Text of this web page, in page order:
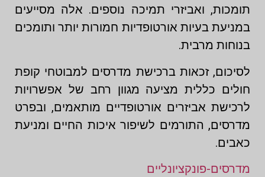
תומכות, ואביזרי תמיכה נוספים. אלה מסייעים
במניעת בעיות אורטופדיות חמורות יותר ותומכים
בנוחות מרבית.
לסיכום, זכאות ברכישת מדרסים למבוטחי קופת
חולים כללית מציעה מגוון רחב של אפשרויות
לרכישת אביזרים אורטופדיים מותאמים, ובפרט
מדרסים, התורמים לשיפור איכות החיים ומניעת
כאבים.
מדרסים-פונקציונליים